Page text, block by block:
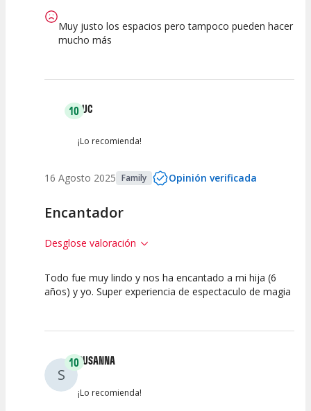
Muy justo los espacios pero tampoco pueden hacer
mucho más
10LUC
¡Lo recomienda!
16 Agosto 2025 Family Opinión verificada
Encantador
Desglose valoración
10 10 10
Todo fue muy lindo y nos ha encantado a mi hija (6
años) y yo. Super experiencia de espectaculo de magia
S
10SUSANNA
¡Lo recomienda!